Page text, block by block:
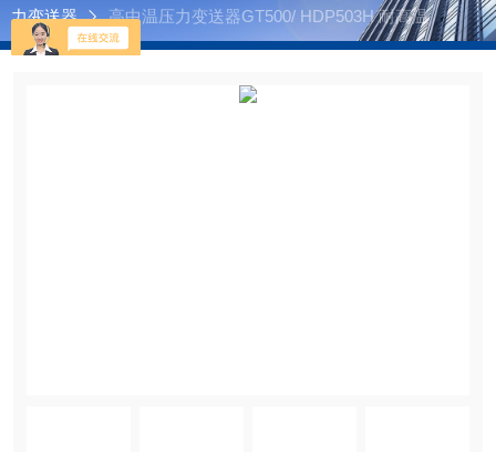
力变送器
高中温压力变送器GT500/ HDP503H 耐高温